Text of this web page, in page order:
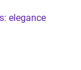
elegance